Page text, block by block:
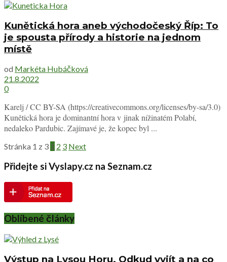
Kunětická hora aneb východočeský Říp: To
je spousta přírody a historie na jednom
místě
od Markéta Hubáčková
21.8.2022
0
Karelj / CC BY-SA (https://creativecommons.org/licenses/by-sa/3.0)
Kunětická hora je dominantní hora v jinak nížinatém Polabí,
nedaleko Pardubic. Zajímavé je, že kopec byl ...
Stránka 1 z 3 1 2 3 Next
Přidejte si Vyslapy.cz na Seznam.cz
Oblíbené články
Výstup na Lysou Horu. Odkud vyjít a na co